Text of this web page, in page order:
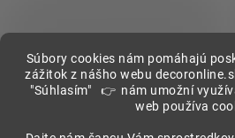
Súbory cookies nám pomáhajú
zážitok z nášho webu
"Súhlasím" 👉 nám umožní
web používa
Showroom